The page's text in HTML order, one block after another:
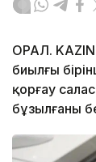
ОРАЛ.
биылғы
қорғау
бұзылғаны